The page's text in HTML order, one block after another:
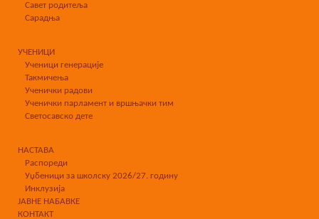
Савет родитеља
Сарадња
УЧЕНИЦИ
Ученици генерације
Такмичења
Ученички радови
Ученички парламент и вршњачки тим
Светосавско дете
НАСТАВА
Распореди
Уџбеници за школску 2026/27. годину
Инклузија
ЈАВНЕ НАБАВКЕ
КОНТАКТ